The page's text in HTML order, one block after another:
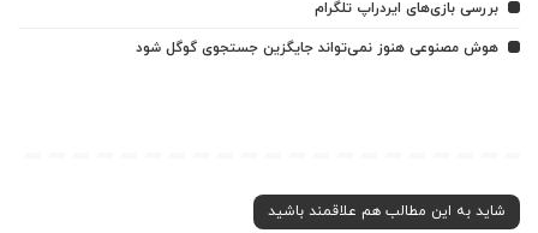
بررسی بازی‌های ایردراپ تلگرام
هوش مصنوعی هنوز نمی‌تواند جایگزین جستجوی گوگل شود
شاید به این مطالب هم علاقمند باشید